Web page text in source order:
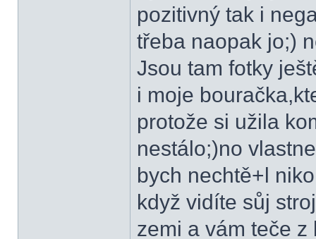
pozitivný tak i
třeba naopak jo;)
Jsou tam fotky
i moje
protože si užila
nestálo;)no
bych nechtě+l
když vidíte sůj
zemi a vám teče